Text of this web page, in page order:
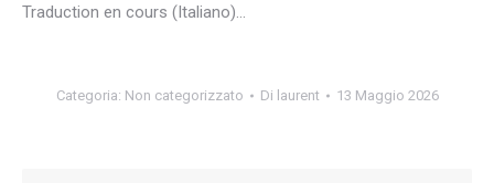
Traduction en cours (Italiano)…
Categoria: Non categorizzato Di laurent 13 Maggio 2026